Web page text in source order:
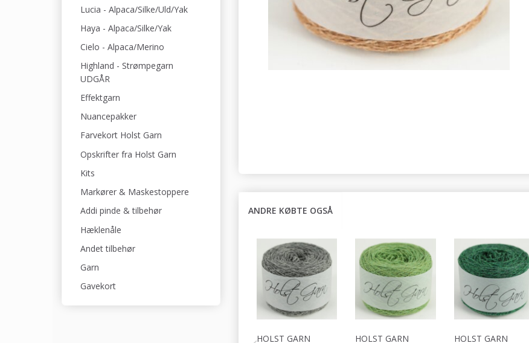
Lucia - Alpaca/Silke/Uld/Yak
Haya - Alpaca/Silke/Yak
Cielo - Alpaca/Merino
Highland - Strømpegarn
UDGÅR
Effektgarn
Nuancepakker
Farvekort Holst Garn
Opskrifter fra Holst Garn
Kits
Markører & Maskestoppere
Addi pinde & tilbehør
Hæklenåle
Andet tilbehør
Garn
Gavekort
ANDRE KØBTE OGSÅ
HOLST GARN
HOLST GARN
HOLST GARN